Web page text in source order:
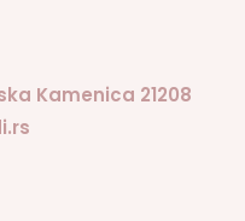
Kamenica 21208